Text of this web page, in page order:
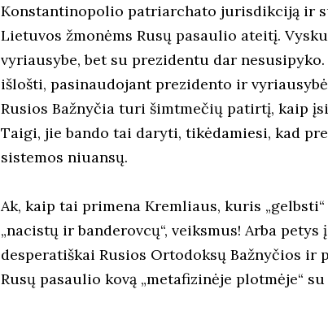
Konstantinopolio patriarchato jurisdikciją ir
Lietuvos žmonėms Rusų pasaulio ateitį.
vyriausybe, bet su prezidentu dar
išlošti, pasinaudojant prezidento ir
Rusios Bažnyčia turi šimtmečių patirtį, kaip
Taigi, jie bando tai daryti, tikėdamiesi, kad
sistemos niuansų.
Ak, kaip tai primena Kremliaus, kuris
„nacistų ir banderovcų“, veiksmus! Arba petys
desperatiškai Rusios Ortodoksų Bažnyčios ir
Rusų pasaulio kovą „metafizinėje plotmėje“ su